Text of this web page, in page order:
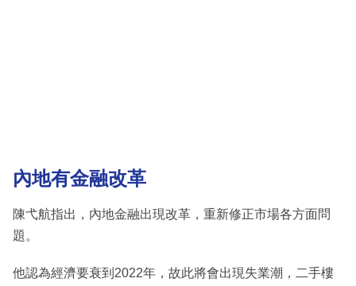
內地有金融改革
陳弋航指出，內地金融出現改革，重新修正市場各方面問
題。
他認為經濟要衰到2022年，故此將會出現失業潮，二手樓